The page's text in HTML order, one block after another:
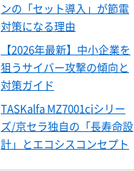
ンの「セット導入」が節電
対策になる理由
【2026年最新】中小企業を
狙うサイバー攻撃の傾向と
対策ガイド
TASKalfa MZ7001ciシリー
ズ/京セラ独自の「長寿命設
計」とエコシスコンセプト